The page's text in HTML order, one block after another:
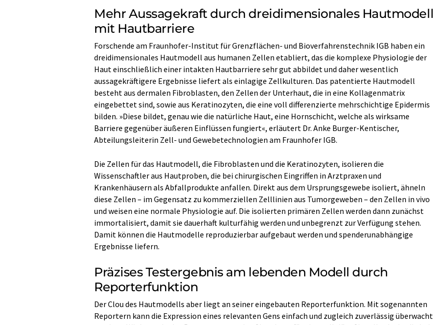
Mehr Aussagekraft durch dreidimensionales Hautmodell
mit Hautbarriere
Forschende am Fraunhofer-Institut für Grenzflächen- und Bioverfahrenstechnik IGB haben ein
dreidimensionales Hautmodell aus humanen Zellen etabliert, das die komplexe Physiologie der
Haut einschließlich einer intakten Hautbarriere sehr gut abbildet und daher wesentlich
aussagekräftigere Ergebnisse liefert als einlagige Zellkulturen. Das patentierte Hautmodell
besteht aus dermalen Fibroblasten, den Zellen der Unterhaut, die in eine Kollagenmatrix
eingebettet sind, sowie aus Keratinozyten, die eine voll differenzierte mehrschichtige Epidermis
bilden. »Diese bildet, genau wie die natürliche Haut, eine Hornschicht, welche als wirksame
Barriere gegenüber äußeren Einflüssen fungiert«, erläutert Dr. Anke Burger-Kentischer,
Abteilungsleiterin Zell- und Gewebetechnologien am Fraunhofer IGB.
Die Zellen für das Hautmodell, die Fibroblasten und die Keratinozyten, isolieren die
Wissenschaftler aus Hautproben, die bei chirurgischen Eingriffen in Arztpraxen und
Krankenhäusern als Abfallprodukte anfallen. Direkt aus dem Ursprungsgewebe isoliert, ähneln
diese Zellen – im Gegensatz zu kommerziellen Zelllinien aus Tumorgeweben – den Zellen in vivo
und weisen eine normale Physiologie auf. Die isolierten primären Zellen werden dann zunächst
immortalisiert, damit sie dauerhaft kulturfähig werden und unbegrenzt zur Verfügung stehen.
Damit können die Hautmodelle reproduzierbar aufgebaut werden und spenderunabhängige
Ergebnisse liefern.
Präzises Testergebnis am lebenden Modell durch
Reporterfunktion
Der Clou des Hautmodells aber liegt an seiner eingebauten Reporterfunktion. Mit sogenannten
Reportern kann die Expression eines relevanten Gens einfach und zugleich zuverlässig überwacht